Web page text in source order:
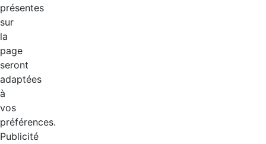
présentes
sur
la
page
seront
adaptées
à
vos
préférences.
Publicité